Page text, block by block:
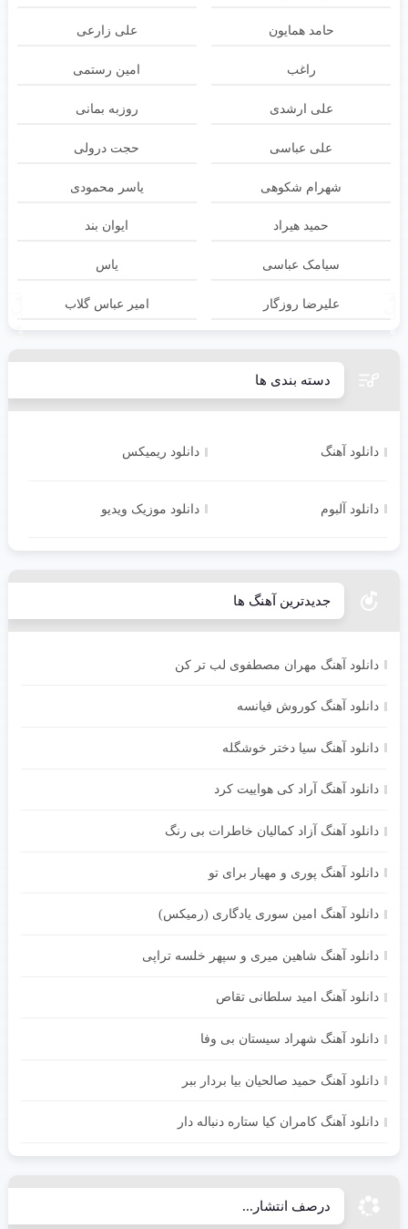
حامد همایون علی زارعی
راغب امین رستمی
علی ارشدی روزبه بمانی
علی عباسی حجت درولی
شهرام شکوهی یاسر محمودی
حمید هیراد ایوان بند
سیامک عباسی یاس
علیرضا روزگار امیر عباس گلاب
دسته بندی ها
دانلود آهنگ دانلود ریمیکس
دانلود آلبوم دانلود موزیک ویدیو
جدیدترین آهنگ ها
دانلود آهنگ مهران مصطفوی لب تر کن
دانلود آهنگ کوروش فیانسه
دانلود آهنگ سیا دختر خوشگله
دانلود آهنگ آراد کی هواییت کرد
دانلود آهنگ آزاد کمالیان خاطرات بی رنگ
دانلود آهنگ پوری و مهیار برای تو
دانلود آهنگ امین سوری یادگاری (رمیکس)
دانلود آهنگ شاهین میری و سپهر خلسه تراپی
دانلود آهنگ امید سلطانی تقاص
دانلود آهنگ شهراد سیستان بی وفا
دانلود آهنگ حمید صالحیان بیا بردار ببر
دانلود آهنگ کامران کیا ستاره دنباله دار
درصف انتشار...